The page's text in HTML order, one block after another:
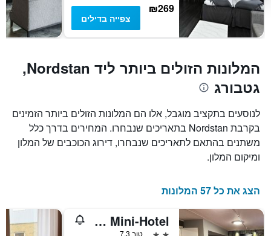
₪269
צפייה בדילים
המלונות הזולים ביותר ליד Nordstan,
גטבורג
לנוסעים בתקציב מוגבל, אלו הם המלונות הזולים ביותר הזמינים
בקרבת Nordstan בתאריכים שנבחרו. המחירים בדרך כלל
משתנים בהתאם לתאריכים שנבחרו, דירוג הכוכבים של המלון
ומיקום המלון.
הצג את כל 57 המלונות
Göteborgs Mini-Hotel
2 כוכבים טוב 7.3